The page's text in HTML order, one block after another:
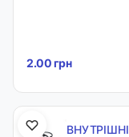
2.00 грн
ВНУТРІШНІ